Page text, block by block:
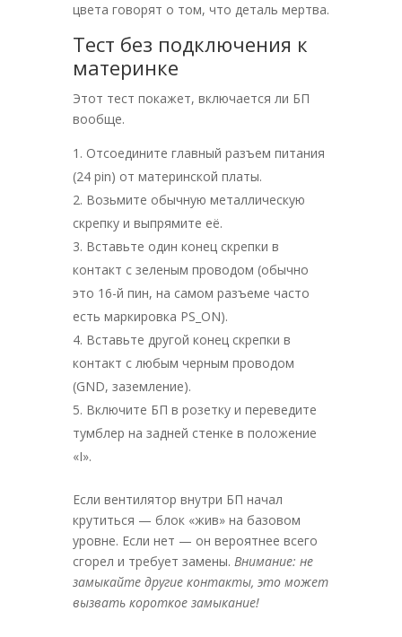
цвета говорят о том, что деталь мертва.
Тест без подключения к
материнке
Этот тест покажет, включается ли БП
вообще.
Отсоедините главный разъем питания
(24 pin) от материнской платы.
Возьмите обычную металлическую
скрепку и выпрямите её.
Вставьте один конец скрепки в
контакт с зеленым проводом (обычно
это 16-й пин, на самом разъеме часто
есть маркировка PS_ON).
Вставьте другой конец скрепки в
контакт с любым черным проводом
(GND, заземление).
Включите БП в розетку и переведите
тумблер на задней стенке в положение
«I».
Если вентилятор внутри БП начал
крутиться — блок «жив» на базовом
уровне. Если нет — он вероятнее всего
сгорел и требует замены. Внимание: не
замыкайте другие контакты, это может
вызвать короткое замыкание!